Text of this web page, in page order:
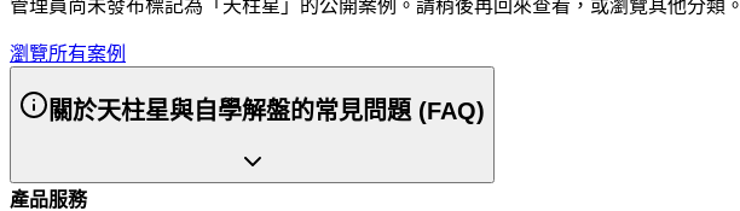
管理員尚未發布標記為「 天柱星 」的公開案例。請稍後再回來查看，或瀏覽其他分類。
瀏覽所有案例
關於天柱星與自學解盤的常見問題 (FAQ)
產品服務